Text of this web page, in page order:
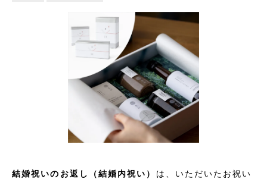
結婚祝いのお返し（結婚内祝い） は、いただいたお祝い